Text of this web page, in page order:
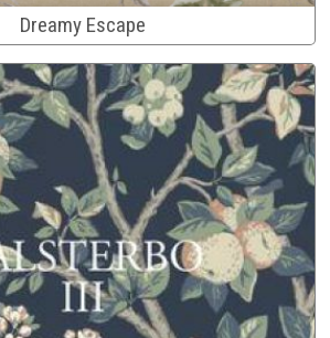
Dreamy Escape